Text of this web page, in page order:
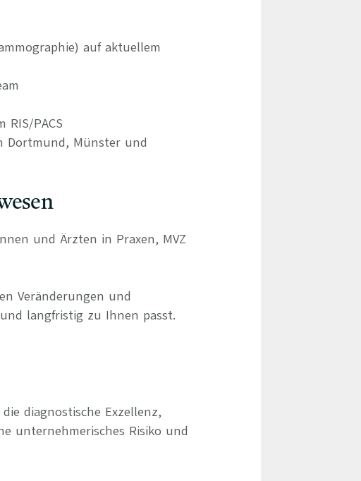
auf aktuellem
PACS
Dortmund, Münster und
und Ärzten in Praxen, MVZ
Veränderungen und
langfristig zu Ihnen passt.
diagnostische Exzellenz,
unternehmerisches Risiko und